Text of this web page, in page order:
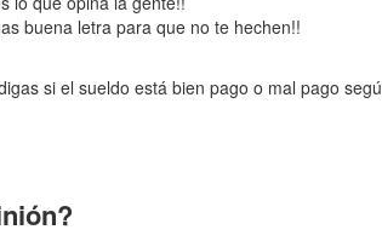
buena letra para que no te hechen!!
si el sueldo está bien pago o mal pago